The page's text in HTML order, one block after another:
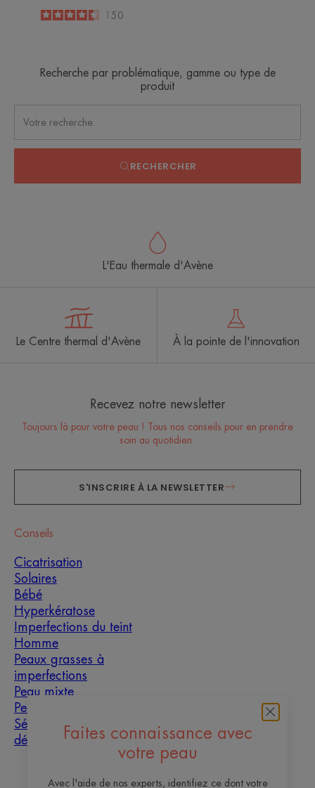
4.4
/5150
Recherche par problématique, gamme ou type de
produit
RECHERCHER
Faites connaissance avec
votre peau
Avec l'aide de nos experts, identifiez ce dont votre
L'Eau thermale d'Avène
Le Centre thermal d'Avène À la pointe de l'innovation
Recevez notre newsletter
Toujours là pour votre peau ! Tous nos conseils pour en prendre
soin au quotidien.
S'INSCRIRE À LA NEWSLETTER
Conseils
Cicatrisation
Solaires
Bébé
Hyperkératose
Imperfections du teint
Homme
Peaux grasses à
imperfections
Peau mixte
Peau sèche
Sécheresse et
déshydratation
À propos